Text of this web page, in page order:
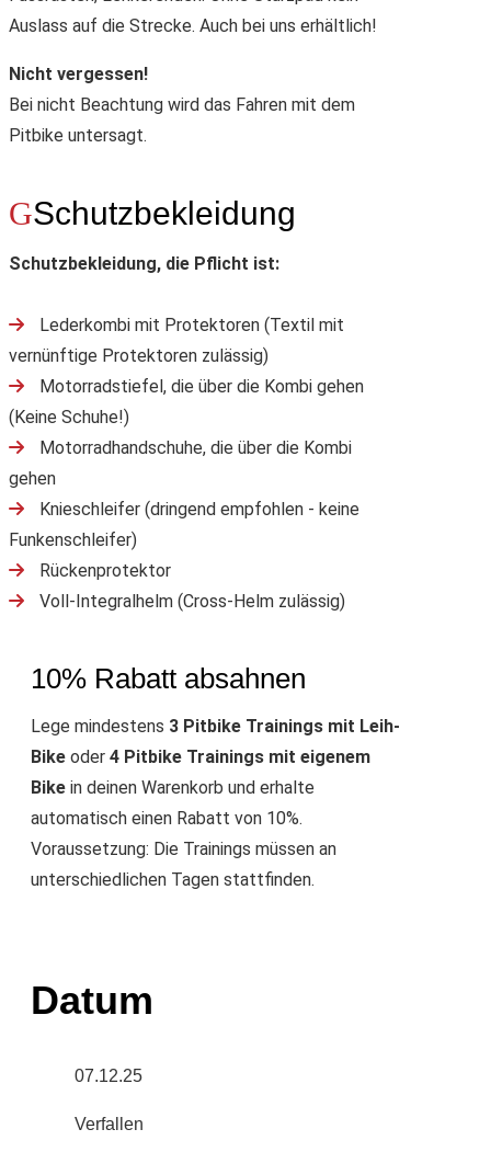
Auslass auf die Strecke. Auch bei uns erhältlich!
Nicht vergessen!
Bei nicht Beachtung wird das Fahren mit dem
Pitbike untersagt.
Schutzbekleidung
Schutzbekleidung, die Pflicht ist:
Lederkombi mit Protektoren (Textil mit
vernünftige Protektoren zulässig)
Motorradstiefel, die über die Kombi gehen
(Keine Schuhe!)
Motorradhandschuhe, die über die Kombi
gehen
Knieschleifer (dringend empfohlen - keine
Funkenschleifer)
Rückenprotektor
Voll-Integralhelm (Cross-Helm zulässig)
10% Rabatt absahnen
Lege mindestens 3 Pitbike Trainings mit Leih-
Bike oder 4 Pitbike Trainings mit eigenem
Bike in deinen Warenkorb und erhalte
automatisch einen Rabatt von 10%.
Voraussetzung: Die Trainings müssen an
unterschiedlichen Tagen stattfinden.
Datum
07.12.25
Verfallen